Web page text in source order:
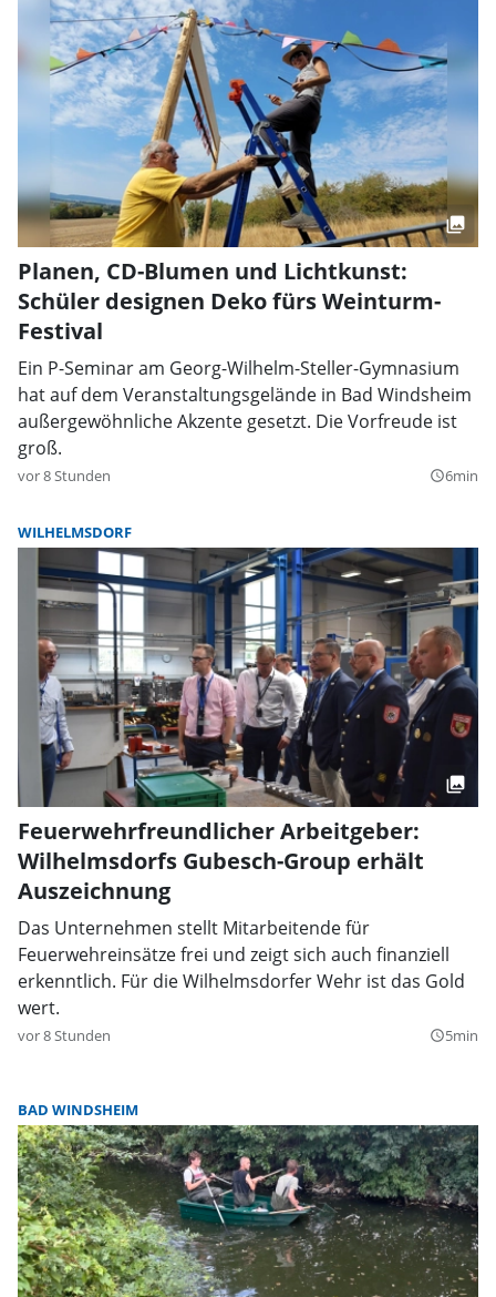
Planen, CD-Blumen und Lichtkunst:
Schüler designen Deko fürs Weinturm-
Festival
Ein P-Seminar am Georg-Wilhelm-Steller-Gymnasium
hat auf dem Veranstaltungsgelände in Bad Windsheim
außergewöhnliche Akzente gesetzt. Die Vorfreude ist
groß.
vor 8 Stunden query_builder6min
WILHELMSDORF
Feuerwehrfreundlicher Arbeitgeber:
Wilhelmsdorfs Gubesch-Group erhält
Auszeichnung
Das Unternehmen stellt Mitarbeitende für
Feuerwehreinsätze frei und zeigt sich auch finanziell
erkenntlich. Für die Wilhelmsdorfer Wehr ist das Gold
wert.
vor 8 Stunden query_builder5min
BAD WINDSHEIM